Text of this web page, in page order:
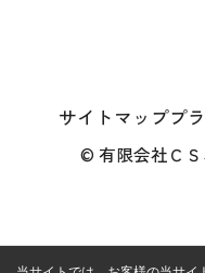
サイトマッププ
© 有限会社ＣＳ